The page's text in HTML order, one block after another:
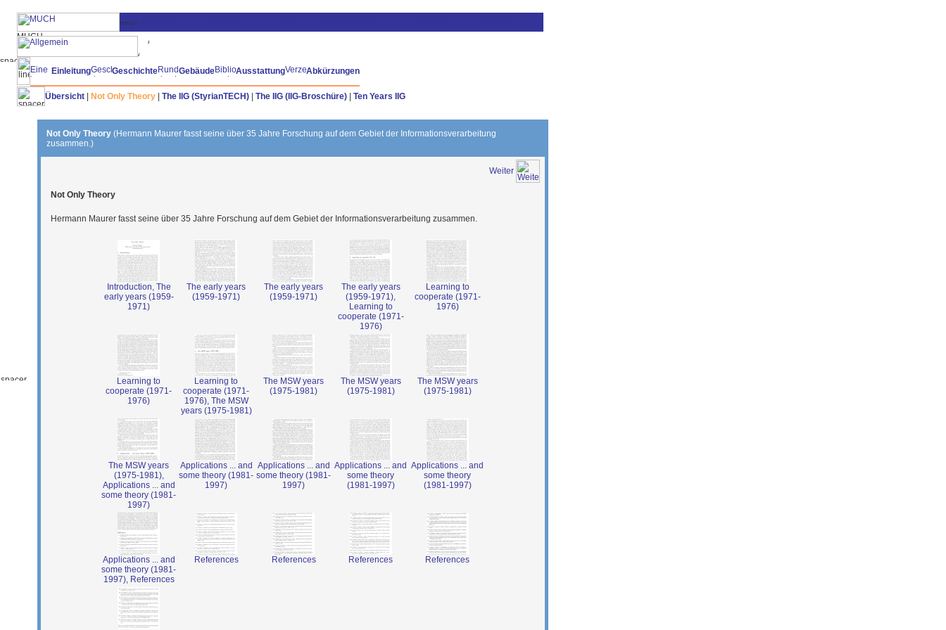
Einleitung Geschichte Gebäude Ausstattung Abkürzungen
Übersicht Not Only Theory The IIG (StyrianTECH) The IIG (IIG-Broschüre) Ten Years IIG
Not Only Theory (Hermann Maurer fasst seine über 35 Jahre Forschung auf dem Gebiet der Informationsverarbeitung
zusammen.)
Weiter
Not Only Theory
Hermann Maurer fasst seine über 35 Jahre Forschung auf dem Gebiet der Informationsverarbeitung zusammen.
Introduction, The
early years (1959-
1971)
The early years
(1959-1971)
The early years
(1959-1971)
The early years
(1959-1971),
Learning to
cooperate (1971-
1976)
Learning to
cooperate (1971-
1976)
Learning to
cooperate (1971-
1976)
Learning to
cooperate (1971-
1976), The MSW
years (1975-1981)
The MSW years
(1975-1981)
The MSW years
(1975-1981)
The MSW years
(1975-1981)
The MSW years
(1975-1981),
Applications ... and
some theory (1981-
1997)
Applications ... and
some theory (1981-
1997)
Applications ... and
some theory (1981-
1997)
Applications ... and
some theory
(1981-1997)
Applications ... and
some theory
(1981-1997)
Applications ... and
some theory (1981-
1997), References
References References References References